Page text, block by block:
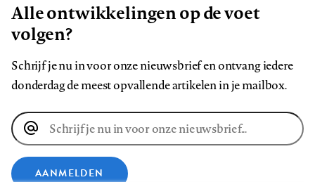
Alle ontwikkelingen op de voet
volgen?
Schrijf je nu in voor onze nieuwsbrief en ontvang iedere
donderdag de meest opvallende artikelen in je mailbox.
E-
mailadres
AANMELDEN